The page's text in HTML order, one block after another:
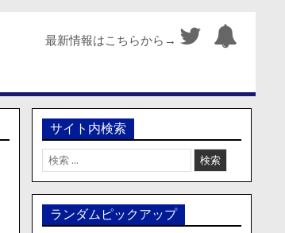
最新情報はこちらから→
サイト内検索
検
索:
ランダムピックアップ